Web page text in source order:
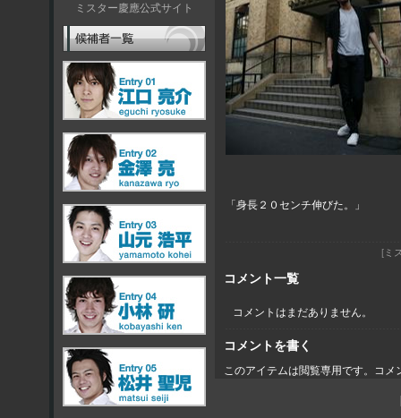
「身長２０センチ伸びた。」
[ ミ
コメント一覧
コメントはまだありません。
コメントを書く
このアイテムは閲覧専用です。コ
ミスター慶應公式サイト